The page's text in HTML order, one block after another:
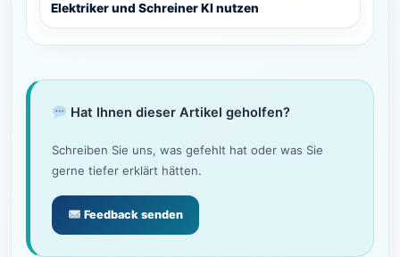
Elektriker und Schreiner KI nutzen
Hat Ihnen dieser Artikel geholfen?
Schreiben Sie uns, was gefehlt hat oder was Sie
gerne tiefer erklärt hätten.
Feedback senden